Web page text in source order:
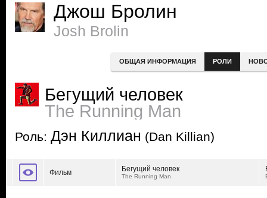
Джош Бролин
Josh Brolin
ОБЩАЯ ИНФОРМАЦИЯ РОЛИ
Бегущий человек
The Running Man
Роль: Дэн Киллиан (Dan Killian)
Фильм Бегущий человек
The Running Man